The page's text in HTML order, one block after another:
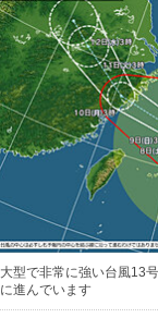
大型で非常に強い台風13
に進んでいます